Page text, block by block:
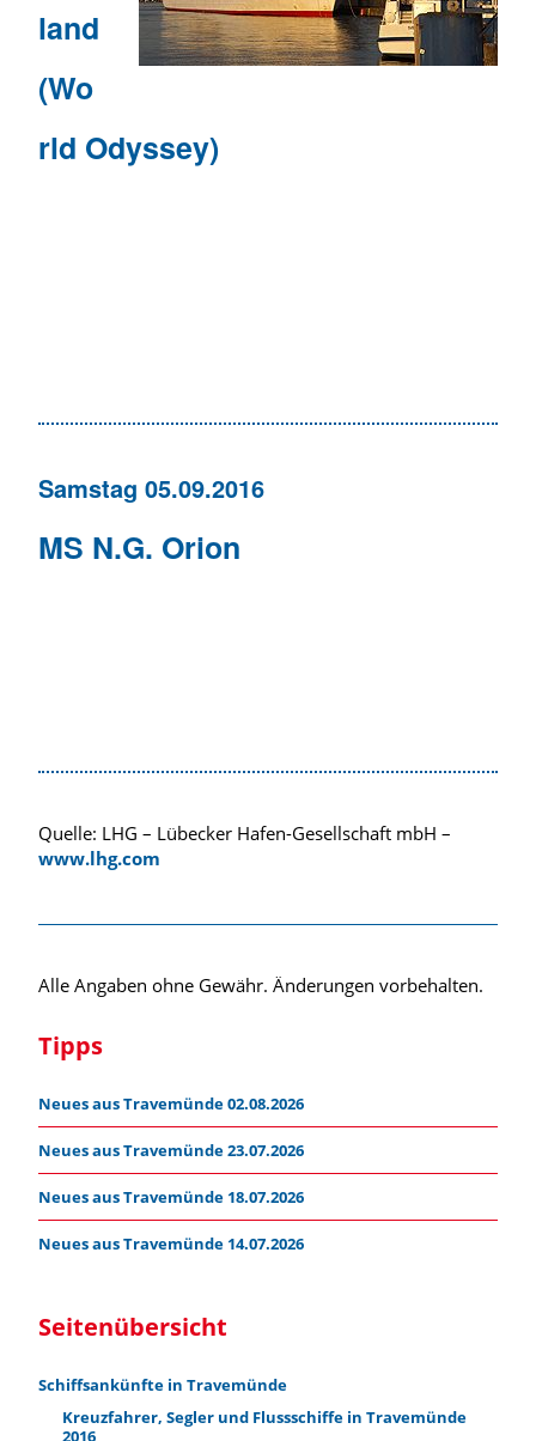
land
(Wo
rld Odyssey)
Samstag 05.09.2016
MS N.G. Orion
Quelle: LHG – Lübecker Hafen-Gesellschaft mbH –
www.lhg.com
Alle Angaben ohne Gewähr. Änderungen vorbehalten.
Tipps
Neues aus Travemünde 02.08.2026
Neues aus Travemünde 23.07.2026
Neues aus Travemünde 18.07.2026
Neues aus Travemünde 14.07.2026
Seitenübersicht
Schiffsankünfte in Travemünde
Kreuzfahrer, Segler und Flussschiffe in Travemünde
2016